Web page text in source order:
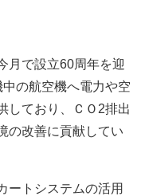
月で設立60周年を迎
の航空機へ電力や空
しており、ＣＯ2排出
の改善に貢献してい
ートシステムの活用